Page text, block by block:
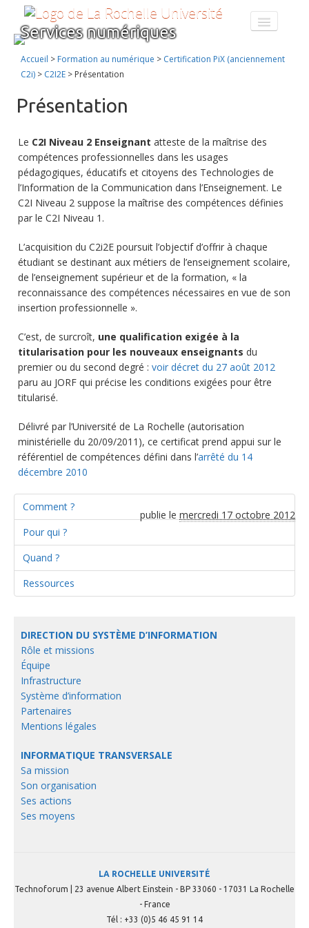
CATALOGUE DES SERVICES
FORMATION AU NUMÉRIQUE
À PROPOS
Services numériques
Accueil > Formation au numérique > Certification PiX (anciennement
C2i) > C2I2E > Présentation
Présentation
Le C2I Niveau 2 Enseignant atteste de la maîtrise des
compétences professionnelles dans les usages
pédagogiques, éducatifs et citoyens des Technologies de
l’Information de la Communication dans l’Enseignement. Le
C2I Niveau 2 suppose la maîtrise des compétences définies
par le C2I Niveau 1.
L’acquisition du C2i2E poursuit l’objectif d’offrir à chaque
étudiant se destinant aux métiers de l’enseignement scolaire,
de l’enseignement supérieur et de la formation, « la
reconnaissance des compétences nécessaires en vue de son
insertion professionnelle ».
C’est, de surcroît, une qualification exigée à la
titularisation pour les nouveaux enseignants du
premier ou du second degré : voir décret du 27 août 2012
paru au JORF qui précise les conditions exigées pour être
titularisé.
Délivré par l’Université de La Rochelle (autorisation
ministérielle du 20/09/2011), ce certificat prend appui sur le
référentiel de compétences défini dans l’arrêté du 14
décembre 2010
publie le mercredi 17 octobre 2012
Comment ?
Pour qui ?
Quand ?
Ressources
DIRECTION DU SYSTÈME D’INFORMATION
Rôle et missions
Équipe
Infrastructure
Système d’information
Partenaires
Mentions légales
INFORMATIQUE TRANSVERSALE
Sa mission
Son organisation
Ses actions
Ses moyens
LA ROCHELLE UNIVERSITÉ
Technoforum | 23 avenue Albert Einstein - BP 33060 - 17031 La Rochelle
- France
Tél : +33 (0)5 46 45 91 14